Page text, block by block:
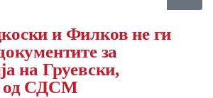
и Филков не ги
за
на Груевски,
од СДСМ